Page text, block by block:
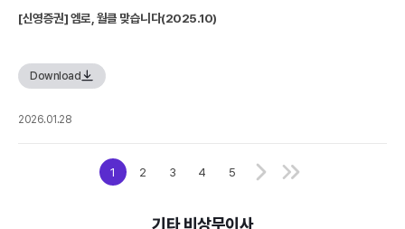
[신영증권] 엠로, 월클 맞습니다(2025.10)
Download
2026.01.28
1 2 3 4 5
기타 비상무이사